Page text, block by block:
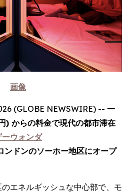
画像
(GLOBE NEWSWIRE) -- 一
からの料金で現代の都市滞在
ーウォンダ
ンドンのソーホー地区にオープ
エネルギッシュな中心部で、モ